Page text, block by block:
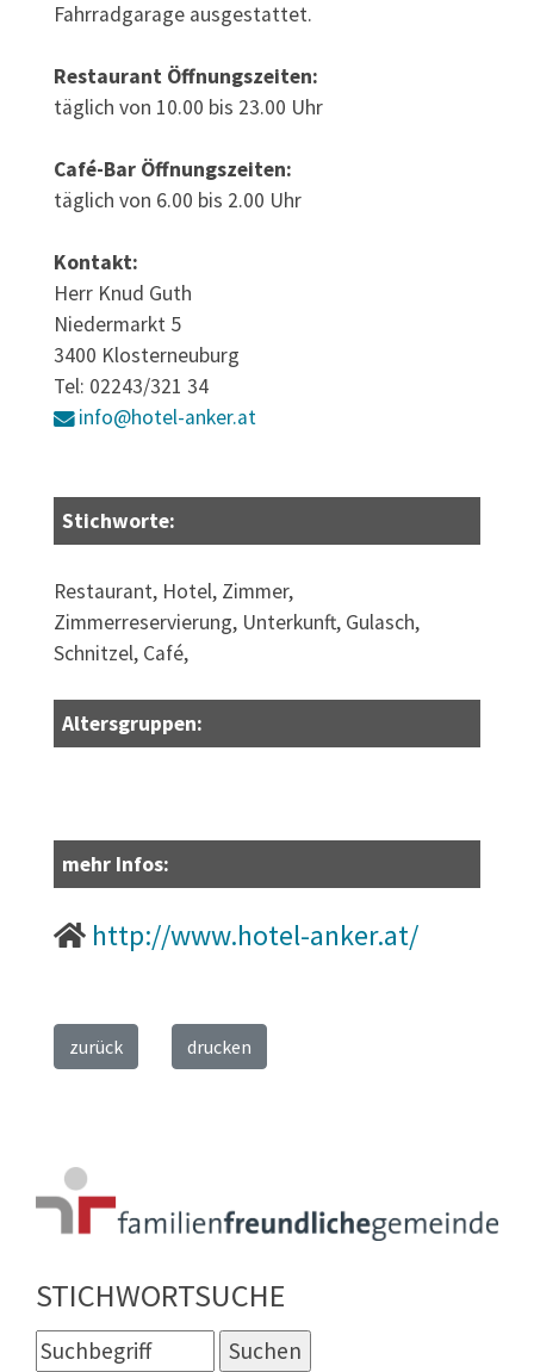
Fahrradgarage ausgestattet.
Restaurant Öffnungszeiten:
täglich von 10.00 bis 23.00 Uhr
Café-Bar Öffnungszeiten:
täglich von 6.00 bis 2.00 Uhr
Kontakt:
Herr Knud Guth
Niedermarkt 5
3400 Klosterneuburg
Tel: 02243/321 34
info@hotel-anker.at
Stichworte:
Restaurant, Hotel, Zimmer,
Zimmerreservierung, Unterkunft, Gulasch,
Schnitzel, Café,
Altersgruppen:
mehr Infos:
http://www.hotel-anker.at/
zurück drucken
STICHWORTSUCHE